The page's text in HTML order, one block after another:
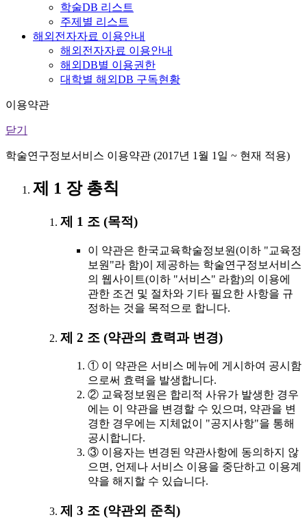
학술DB 리스트
주제별 리스트
해외전자자료 이용안내
해외전자자료 이용안내
해외DB별 이용권한
대학별 해외DB 구독현황
이용약관
닫기
학술연구정보서비스 이용약관 (2017년 1월 1일 ~ 현재 적용)
제 1 장 총칙
제 1 조 (목적)
이 약관은 한국교육학술정보원(이하 "교육정
보원"라 함)이 제공하는 학술연구정보서비스
의 웹사이트(이하 "서비스" 라함)의 이용에
관한 조건 및 절차와 기타 필요한 사항을 규
정하는 것을 목적으로 합니다.
제 2 조 (약관의 효력과 변경)
① 이 약관은 서비스 메뉴에 게시하여 공시함
으로써 효력을 발생합니다.
② 교육정보원은 합리적 사유가 발생한 경우
에는 이 약관을 변경할 수 있으며, 약관을 변
경한 경우에는 지체없이 "공지사항"을 통해
공시합니다.
③ 이용자는 변경된 약관사항에 동의하지 않
으면, 언제나 서비스 이용을 중단하고 이용계
약을 해지할 수 있습니다.
제 3 조 (약관외 준칙)